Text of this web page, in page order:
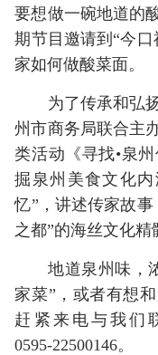
要想做一碗地道的
期节目邀请到“今
家如何做酸菜面。
为了传承和弘扬
州市商务局联合主
类活动《寻找•泉
掘泉州美食文化
忆”，讲述传家故
之都”的海丝文化精
地道泉州味，浓
家菜”，或者有想
赶紧来电与我们
0595-22500146。